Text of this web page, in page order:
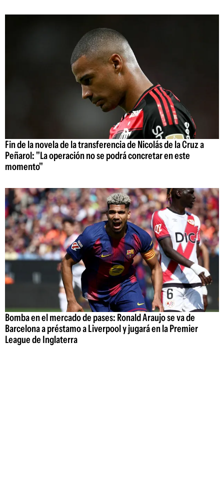
Fin de la novela de la transferencia de Nicolás de la Cruz a
Peñarol: "La operación no se podrá concretar en este
momento"
Bomba en el mercado de pases: Ronald Araujo se va de
Barcelona a préstamo a Liverpool y jugará en la Premier
League de Inglaterra